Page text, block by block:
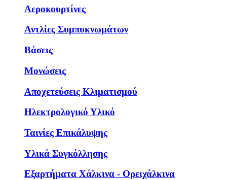
Αεροκουρτίνες
Αντλίες Συμπυκνωμάτων
Βάσεις
Μονώσεις
Αποχετεύσεις Κλιματισμού
Ηλεκτρολογικό Υλικό
Ταινίες Επικάλυψης
Υλικά Συγκόλλησης
Εξαρτήματα Χάλκινα - Ορειχάλκινα